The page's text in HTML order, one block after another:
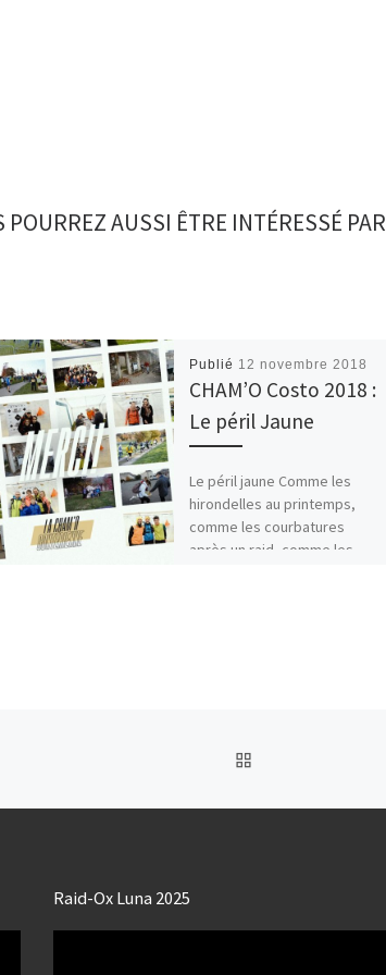
POURREZ AUSSI ÊTRE INTÉRESSÉ PAR
Publié 12 novembre 2018
CHAM’O Costo 2018 :
Le péril Jaune
Le péril jaune Comme les
hirondelles au printemps,
comme les courbatures
après un raid, comme les
Raid-Ox Luna 2025